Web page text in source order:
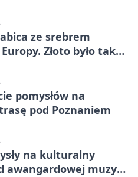
ze srebrem
Złoto było tak
pomysłów na
pod Poznaniem
na kulturalny
awangardowej muzyki